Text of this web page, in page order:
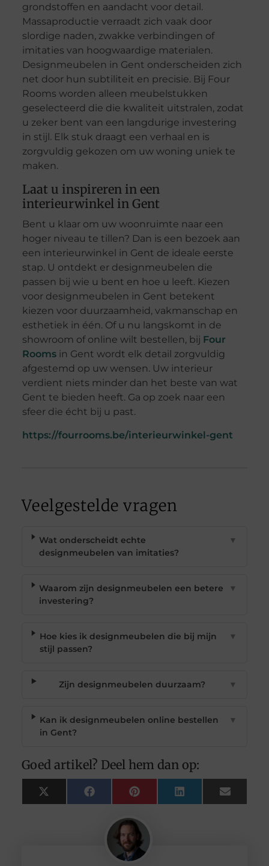
grondstoffen en aandacht voor detail.
Massaproductie verraadt zich vaak door
slordige naden, zwakke verbindingen of
imitaties van hoogwaardige materialen.
Designmeubelen in Gent onderscheiden zich
net door hun subtiliteit en precisie. Bij Four
Rooms worden alleen meubelstukken
geselecteerd die die kwaliteit uitstralen, zodat
u zeker bent van een langdurige investering
in stijl. Elk stuk draagt een verhaal en is
zorgvuldig gekozen om uw woning uniek te
maken.
Laat u inspireren in een
interieurwinkel in Gent
Bent u klaar om uw woonruimte naar een
hoger niveau te tillen? Dan is een bezoek aan
een interieurwinkel in Gent de ideale eerste
stap. U ontdekt er designmeubelen die
passen bij wie u bent en hoe u leeft. Kiezen
voor designmeubelen in Gent betekent
kiezen voor duurzaamheid, vakmanschap en
esthetiek in één. Of u nu langskomt in de
showroom of online wilt bestellen, bij Four
Roomsin Gent wordt elk detail zorgvuldig
afgestemd op uw wensen. Uw interieur
verdient niets minder dan het beste van wat
Gent te bieden heeft. Ga op zoek naar een
sfeer die écht bij u past.
https://fourrooms.be/interieurwinkel-gent
Veelgestelde vragen
Wat onderscheidt echte
designmeubelen van imitaties?
▼
Waarom zijn designmeubelen een betere
investering?
▼
Hoe kies ik designmeubelen die bij mijn
stijl passen?
▼
Zijn designmeubelen duurzaam? ▼
Kan ik designmeubelen online bestellen
in Gent?
▼
Goed artikel? Deel hem dan op:
X
(Twitter)
FacebookPinterest LinkedIn Email